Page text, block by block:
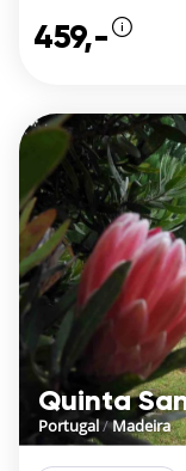
459,-
Quinta
Portugal/Madeira